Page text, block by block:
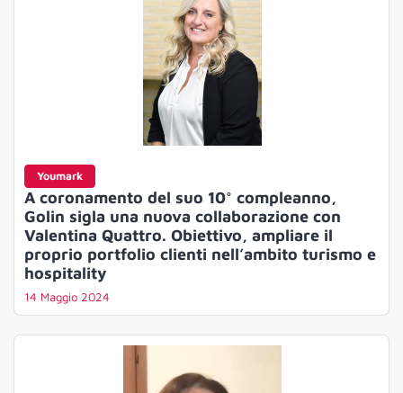
Youmark
A coronamento del suo 10° compleanno,
Golin sigla una nuova collaborazione con
Valentina Quattro. Obiettivo, ampliare il
proprio portfolio clienti nell’ambito turismo e
hospitality
14 Maggio 2024